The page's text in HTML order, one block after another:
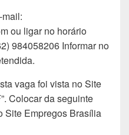
ou ligar no horário
984058206 Informar no
vaga foi vista no Site
Colocar da seguinte
Site Empregos Brasília